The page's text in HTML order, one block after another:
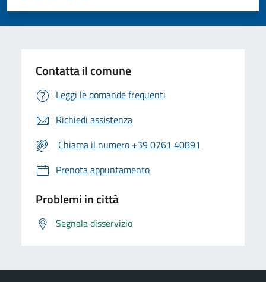
Valuta 5 stelle su 5
Valuta 4 stelle su 5
Valuta 3 stelle su 5
Valuta 2 stelle su 5
Valuta 1 stelle su 5
Contatta il comune
Leggi le domande frequenti
Richiedi assistenza
Chiama il numero +39 0761 40891
Prenota appuntamento
Problemi in città
Segnala disservizio